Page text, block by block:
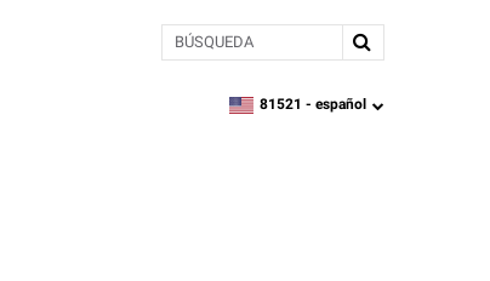
BÚSQUEDA
zipcode, language
81521 - español